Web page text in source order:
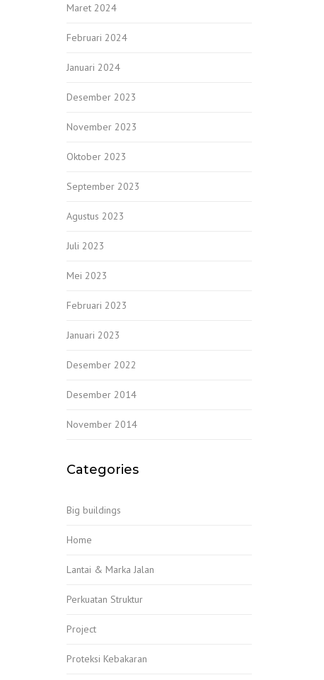
Maret 2024
Februari 2024
Januari 2024
Desember 2023
November 2023
Oktober 2023
September 2023
Agustus 2023
Juli 2023
Mei 2023
Februari 2023
Januari 2023
Desember 2022
Desember 2014
November 2014
Categories
Big buildings
Home
Lantai & Marka Jalan
Perkuatan Struktur
Project
Proteksi Kebakaran